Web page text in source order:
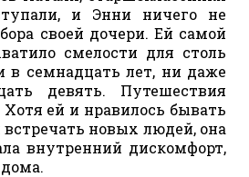
и Энни ничего не
своей дочери. Ей самой
смелости для столь
в семнадцать лет, ни даже
девять. Путешествия
Хотя ей и нравилось бывать
новых людей, она
внутренний дискомфорт,